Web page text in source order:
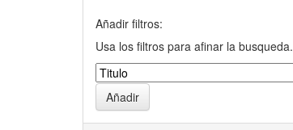
Añadir filtros:
Usa los filtros para afinar la busqueda.